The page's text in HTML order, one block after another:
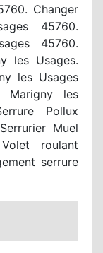
Changer
45760.
45760.
les Usages.
les Usages
Marigny les
Pollux
Muel
roulant
serrure